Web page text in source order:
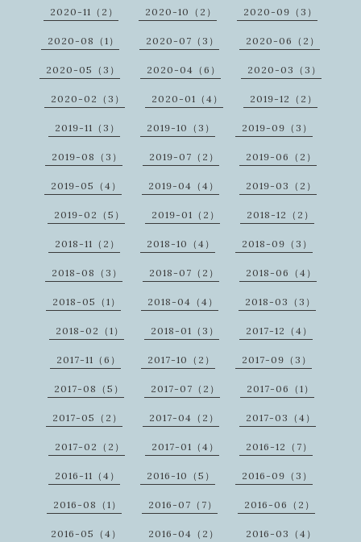
2020-11（2） 2020-10（2） 2020-09（3）
2020-08（1） 2020-07（3） 2020-06（2）
2020-05（3） 2020-04（6） 2020-03（3）
2020-02（3） 2020-01（4） 2019-12（2）
2019-11（3） 2019-10（3） 2019-09（3）
2019-08（3） 2019-07（2） 2019-06（2）
2019-05（4） 2019-04（4） 2019-03（2）
2019-02（5） 2019-01（2） 2018-12（2）
2018-11（2） 2018-10（4） 2018-09（3）
2018-08（3） 2018-07（2） 2018-06（4）
2018-05（1） 2018-04（4） 2018-03（3）
2018-02（1） 2018-01（3） 2017-12（4）
2017-11（6） 2017-10（2） 2017-09（3）
2017-08（5） 2017-07（2） 2017-06（1）
2017-05（2） 2017-04（2） 2017-03（4）
2017-02（2） 2017-01（4） 2016-12（7）
2016-11（4） 2016-10（5） 2016-09（3）
2016-08（1） 2016-07（7） 2016-06（2）
2016-05（4） 2016-04（2） 2016-03（4）